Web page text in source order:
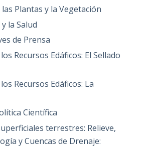
Plantas y la Vegetación
la Salud
de Prensa
Recursos Edáficos: El Sellado
Recursos Edáficos: La
Científica
terrestres: Relieve,
y Cuencas de Drenaje: